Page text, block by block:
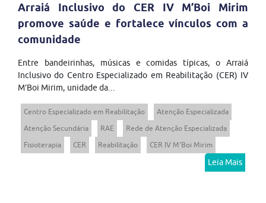
Arraiá Inclusivo do CER IV M’Boi Mirim
promove saúde e fortalece vínculos com a
comunidade
Entre bandeirinhas, músicas e comidas típicas, o Arraiá
Inclusivo do Centro Especializado em Reabilitação (CER) IV
M’Boi Mirim, unidade da...
Centro Especializado em Reabilitação
Atenção Especializada
Atenção Secundária
RAE
Rede de Atenção Especializada
Fisioterapia
CER Reabilitação CER IV M'Boi Mirim
Leia Mais